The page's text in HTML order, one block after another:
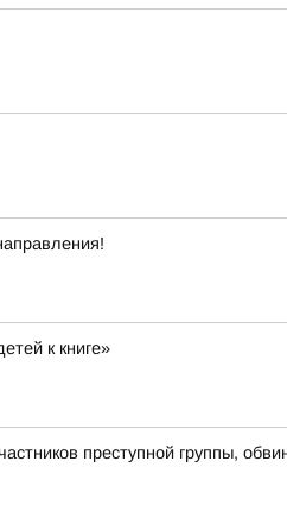
к книге»
преступной группы,